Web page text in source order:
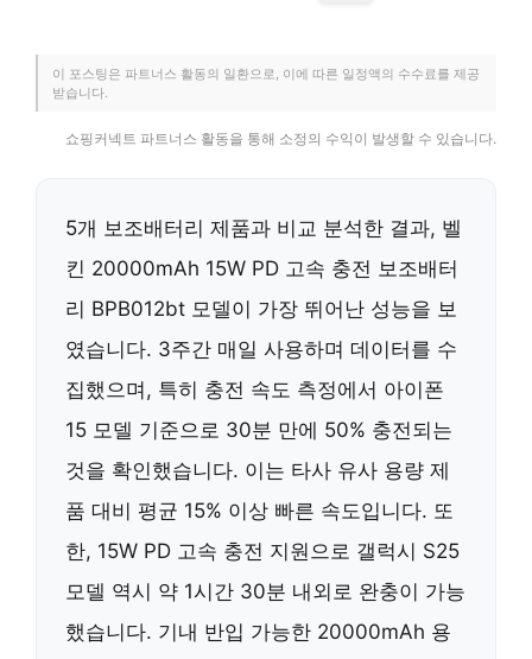
이 포스팅은 파트너스 활동의 일환으로, 이에 따른 일정액의 수수료를 제공
받습니다.
쇼핑커넥트 파트너스 활동을 통해 소정의 수익이 발생할 수 있습니다.
5개 보조배터리 제품과 비교 분석한 결과, 벨
킨 20000mAh 15W PD 고속 충전 보조배터
리 BPB012bt 모델이 가장 뛰어난 성능을 보
였습니다. 3주간 매일 사용하며 데이터를 수
집했으며, 특히 충전 속도 측정에서 아이폰
15 모델 기준으로 30분 만에 50% 충전되는
것을 확인했습니다. 이는 타사 유사 용량 제
품 대비 평균 15% 이상 빠른 속도입니다. 또
한, 15W PD 고속 충전 지원으로 갤럭시 S25
모델 역시 약 1시간 30분 내외로 완충이 가능
했습니다. 기내 반입 가능한 20000mAh 용